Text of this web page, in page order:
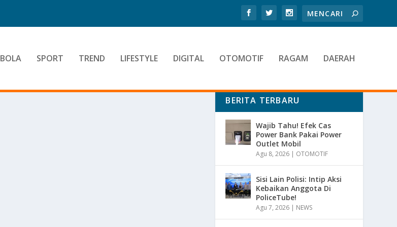
BOLA SPORT TREND LIFESTYLE DIGITAL OTOMOTIF RAGAM DAERAH
BERITA TERBARU
Wajib Tahu! Efek Cas
Power Bank Pakai Power
Outlet Mobil
Agu 8, 2026 | OTOMOTIF
Sisi Lain Polisi: Intip Aksi
Kebaikan Anggota Di
PoliceTube!
Agu 7, 2026 | NEWS